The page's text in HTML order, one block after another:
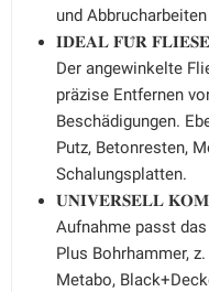
und
𝐈𝐃𝐄𝐀𝐋 𝐅𝐔̈𝐑
Der angewinkelte
präzise Entfernen
Beschädigungen.
Putz, Betonresten,
Schalungsplatten.
𝐔𝐍𝐈𝐕𝐄𝐑𝐒𝐄𝐋𝐋
Aufnahme passt
Plus Bohrhammer,
Metabo,